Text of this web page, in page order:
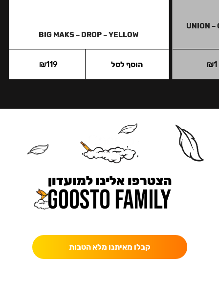
UNION –
₪1
BIG MAKS – DROP – YELLOW
₪119 הוסף לסל
הצטרפו אלינו למועדון
קבלו מאיתנו מלא הטבות